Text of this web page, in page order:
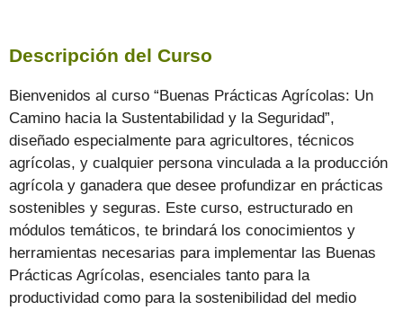
Descripción del Curso
Bienvenidos al curso “Buenas Prácticas Agrícolas: Un
Camino hacia la Sustentabilidad y la Seguridad”,
diseñado especialmente para agricultores, técnicos
agrícolas, y cualquier persona vinculada a la producción
agrícola y ganadera que desee profundizar en prácticas
sostenibles y seguras. Este curso, estructurado en
módulos temáticos, te brindará los conocimientos y
herramientas necesarias para implementar las Buenas
Prácticas Agrícolas, esenciales tanto para la
productividad como para la sostenibilidad del medio